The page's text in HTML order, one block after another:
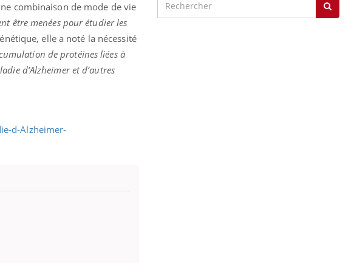
combinaison de mode de vie
être menées pour étudier les
elle a noté la nécessité
de protéines liées à
d’Alzheimer et d’autres